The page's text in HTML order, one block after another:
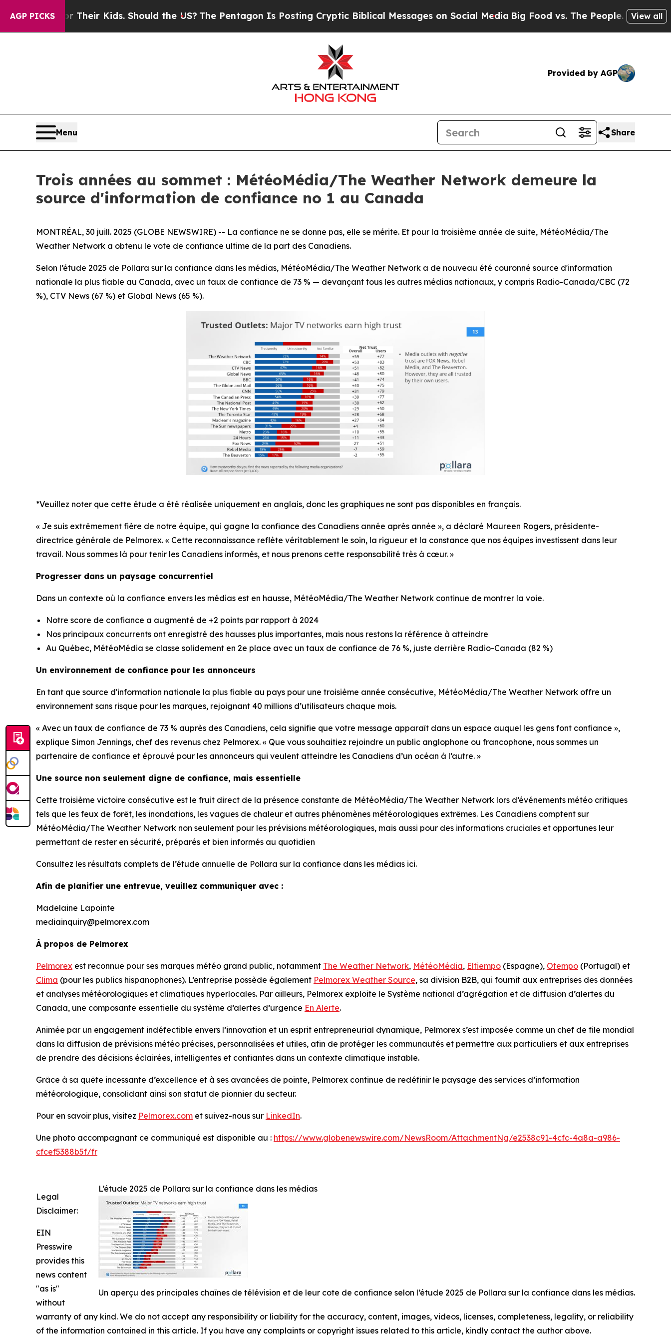
AGP PICKS
for Their Kids. Should the US?The Pentagon Is Posting Cryptic Biblical Messages on Social MediaBig Food vs. The People. Big Food’s 239
View all
Provided by AGP
Menu Share
Trois années au sommet : MétéoMédia/The Weather Network demeure la
source d'information de confiance no 1 au Canada
MONTRÉAL, 30 juill. 2025 (GLOBE NEWSWIRE) -- La confiance ne se donne pas, elle se mérite. Et pour la troisième année de suite, MétéoMédia/The
Weather Network a obtenu le vote de confiance ultime de la part des Canadiens.
Selon l’étude 2025 de Pollara sur la confiance dans les médias, MétéoMédia/The Weather Network a de nouveau été couronné source d'information
nationale la plus fiable au Canada, avec un taux de confiance de 73 % — devançant tous les autres médias nationaux, y compris Radio-Canada/CBC (72
%), CTV News (67 %) et Global News (65 %).
*Veuillez noter que cette étude a été réalisée uniquement en anglais, donc les graphiques ne sont pas disponibles en français.
« Je suis extrêmement fière de notre équipe, qui gagne la confiance des Canadiens année après année », a déclaré Maureen Rogers, présidente-
directrice générale de Pelmorex. « Cette reconnaissance reflète véritablement le soin, la rigueur et la constance que nos équipes investissent dans leur
travail. Nous sommes là pour tenir les Canadiens informés, et nous prenons cette responsabilité très à cœur. »
Progresser dans un paysage concurrentiel
Dans un contexte où la confiance envers les médias est en hausse, MétéoMédia/The Weather Network continue de montrer la voie.
Notre score de confiance a augmenté de +2 points par rapport à 2024
Nos principaux concurrents ont enregistré des hausses plus importantes, mais nous restons la référence à atteindre
Au Québec, MétéoMédia se classe solidement en 2e place avec un taux de confiance de 76 %, juste derrière Radio-Canada (82 %)
Un environnement de confiance pour les annonceurs
En tant que source d'information nationale la plus fiable au pays pour une troisième année consécutive, MétéoMédia/The Weather Network offre un
environnement sans risque pour les marques, rejoignant 40 millions d’utilisateurs chaque mois.
« Avec un taux de confiance de 73 % auprès des Canadiens, cela signifie que votre message apparaît dans un espace auquel les gens font confiance »,
explique Simon Jennings, chef des revenus chez Pelmorex. « Que vous souhaitiez rejoindre un public anglophone ou francophone, nous sommes un
partenaire de confiance et éprouvé pour les annonceurs qui veulent atteindre les Canadiens d’un océan à l’autre. »
Une source non seulement digne de confiance, mais essentielle
Cette troisième victoire consécutive est le fruit direct de la présence constante de MétéoMédia/The Weather Network lors d’événements météo critiques
tels que les feux de forêt, les inondations, les vagues de chaleur et autres phénomènes météorologiques extrêmes. Les Canadiens comptent sur
MétéoMédia/The Weather Network non seulement pour les prévisions météorologiques, mais aussi pour des informations cruciales et opportunes leur
permettant de rester en sécurité, préparés et bien informés au quotidien
Consultez les résultats complets de l’étude annuelle de Pollara sur la confiance dans les médias ici.
Afin de planifier une entrevue, veuillez communiquer avec :
Madelaine Lapointe
mediainquiry@pelmorex.com
À propos de Pelmorex
Pelmorex est reconnue pour ses marques météo grand public, notamment The Weather Network, MétéoMédia, Eltiempo (Espagne), Otempo (Portugal) et
Clima (pour les publics hispanophones). L’entreprise possède également Pelmorex Weather Source, sa division B2B, qui fournit aux entreprises des données
et analyses météorologiques et climatiques hyperlocales. Par ailleurs, Pelmorex exploite le Système national d’agrégation et de diffusion d’alertes du
Canada, une composante essentielle du système d’alertes d’urgence En Alerte.
Animée par un engagement indéfectible envers l’innovation et un esprit entrepreneurial dynamique, Pelmorex s’est imposée comme un chef de file mondial
dans la diffusion de prévisions météo précises, personnalisées et utiles, afin de protéger les communautés et permettre aux particuliers et aux entreprises
de prendre des décisions éclairées, intelligentes et confiantes dans un contexte climatique instable.
Grâce à sa quête incessante d’excellence et à ses avancées de pointe, Pelmorex continue de redéfinir le paysage des services d’information
météorologique, consolidant ainsi son statut de pionnier du secteur.
Pour en savoir plus, visitez Pelmorex.com et suivez-nous sur LinkedIn.
Une photo accompagnant ce communiqué est disponible au : https://www.globenewswire.com/NewsRoom/AttachmentNg/e2538c91-4cfc-4a8a-a986-
cfcef5388b5f/fr
L’étude 2025 de Pollara sur la confiance dans les médias
Un aperçu des principales chaînes de télévision et de leur cote de confiance selon l’étude 2025 de Pollara sur la confiance dans les médias.
Legal
Disclaimer:
EIN
Presswire
provides this
news content
"as is"
without
warranty of any kind. We do not accept any responsibility or liability for the accuracy, content, images, videos, licenses, completeness, legality, or reliability
of the information contained in this article. If you have any complaints or copyright issues related to this article, kindly contact the author above.